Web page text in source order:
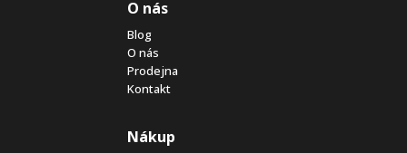
O nás
Blog
O nás
Prodejna
Kontakt
Nákup